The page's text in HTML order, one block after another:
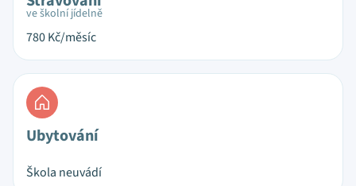
ve školní jídelně
780Kč/měsíc
Ubytování
Škola neuvádí